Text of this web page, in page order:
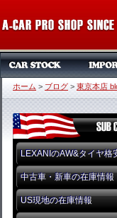
ホーム > ブログ > 東京本店
LEXANIのAW&タイヤ格
中古車・新車の在庫情報
US現地の在庫情報